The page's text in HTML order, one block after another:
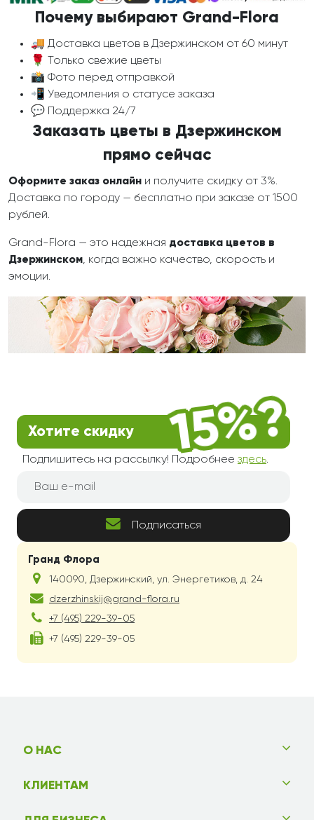
Почему выбирают Grand-Flora
🚚 Доставка цветов в Дзержинском от 60 минут
🌹 Только свежие цветы
📸 Фото перед отправкой
📲 Уведомления о статусе заказа
💬 Поддержка 24/7
Заказать цветы в Дзержинском
прямо сейчас
Оформите заказ онлайн и получите скидку от 3%.
Доставка по городу — бесплатно при заказе от 1500
рублей.
Grand-Flora — это надежная доставка цветов в
Дзержинском, когда важно качество, скорость и
эмоции.
Гранд Флора
140090, Дзержинский, ул. Энергетиков, д. 24
dzerzhinskij@grand-flora.ru
+7 (495) 229-39-05
+7 (495) 229-39-05
Хотите скидку
Подпишитесь на рассылку! Подробнее здесь.
Подписаться
О НАС
КЛИЕНТАМ